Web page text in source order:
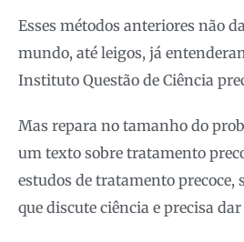
Esses métodos anteriores não
mundo, até leigos, já
Instituto Questão de Ciência
Mas repara no tamanho do
um texto sobre tratamento
estudos de tratamento precoce,
que discute ciência e precisa